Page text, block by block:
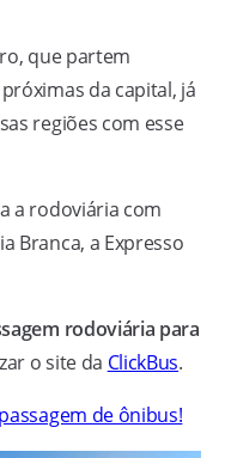
que partem
da capital, já
regiões com esse
a rodoviária com
Branca, a Expresso
rodoviária para
o site da ClickBus.
de ônibus!